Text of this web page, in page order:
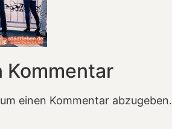
Kommentar
einen Kommentar abzugeben.